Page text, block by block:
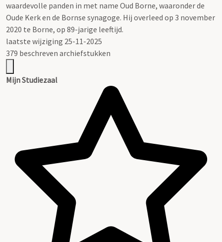
waardevolle panden in met name Oud Borne, waaronder de
Oude Kerk en de Bornse synagoge. Hij overleed op 3 november
2020 te Borne, op 89-jarige leeftijd.
laatste wijziging 25-11-2025
379 beschreven archiefstukken
Mijn Studiezaal